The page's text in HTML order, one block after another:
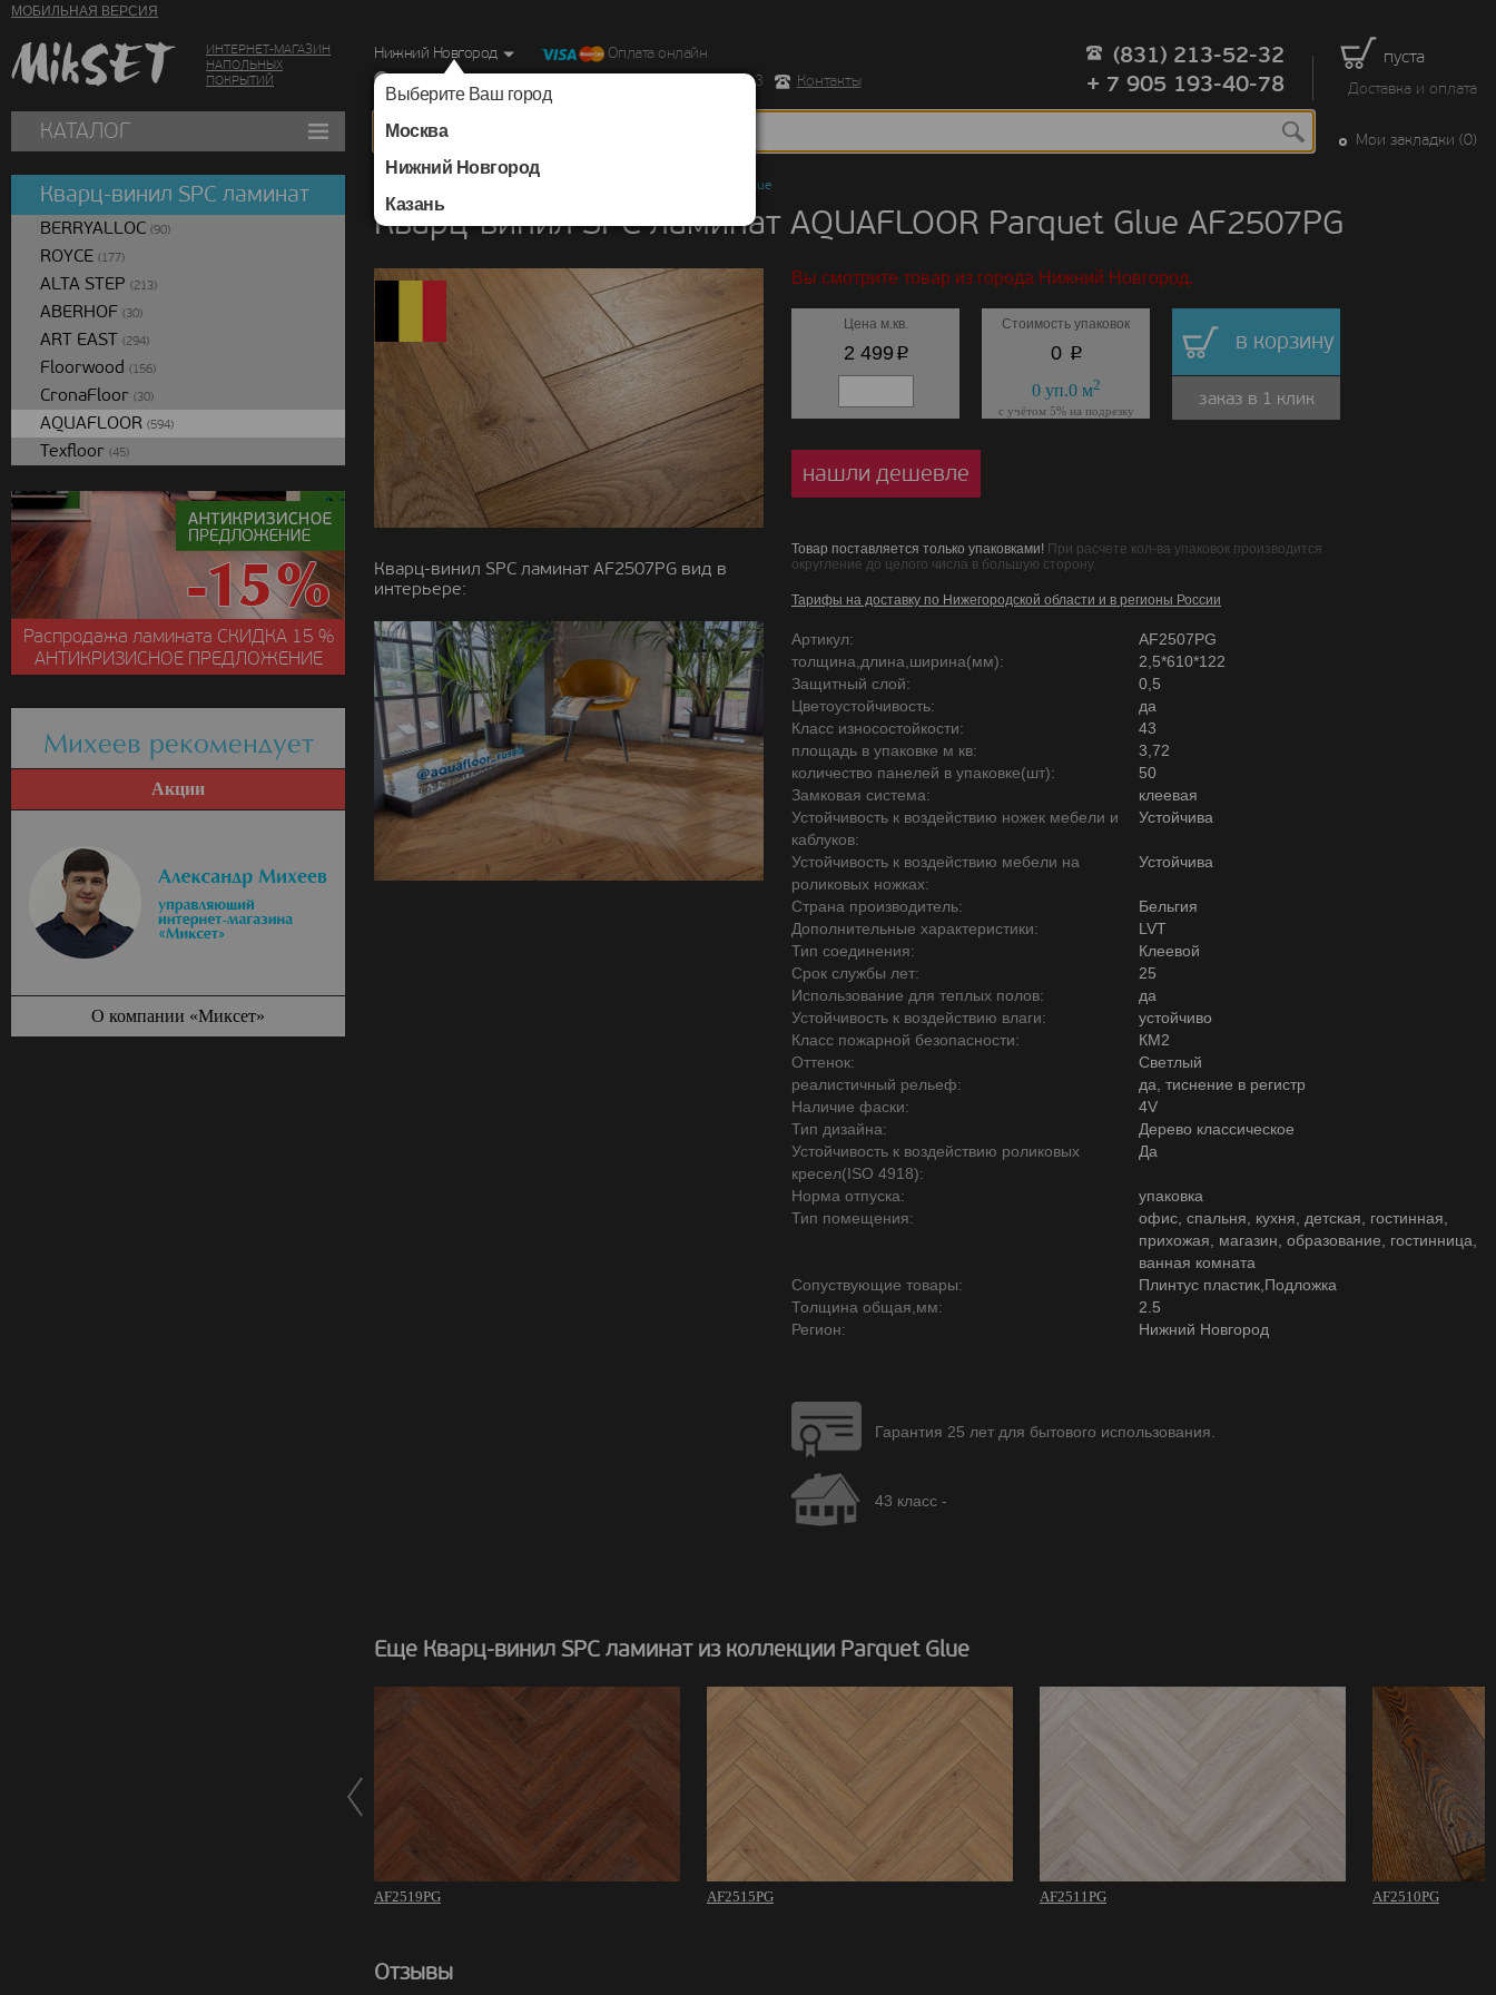
МОБИЛЬНАЯ ВЕРСИЯ
ИНТЕРНЕТ-МАГАЗИН
НАПОЛЬНЫХ
ПОКРЫТИЙ
пуста
Доставка и оплата
Нижний Новгород
Выберите Ваш город
Москва
Нижний Новгород
Казань
Оплата онлайн
г. Нижний Новгород, Ул. Республиканская д.43 корпус 3
Контакты
(831) 213-52-32
+ 7 905 193-40-78
КАТАЛОГ Мои закладки (0)
Parquet Glue
Кварц-винил SPC ламинат AQUAFLOOR Parquet Glue AF2507PG
Кварц-винил SPC ламинат AF2507PG вид в
интерьере:
Вы смотрите товар из города Нижний Новгород.
Цена м.кв.
2 499 p
Стоимость упаковок
0 p
0уп.0м2
с учётом 5% на подрезку
в корзину
заказ в 1 клик
нашли дешевле
Товар поставляется только упаковками! При расчете кол-ва упаковок производится
округление до целого числа в большую сторону.
Тарифы на доставку по Нижегородской области и в регионы России
Артикул:
AF2507PG
толщина,длина,ширина(мм):
2,5*610*122
Защитный слой:
0,5
Цветоустойчивость:
да
Класс износостойкости:
43
площадь в упаковке м кв:
3,72
количество панелей в упаковке(шт):
50
Замковая система:
клеевая
Устойчивость к воздействию ножек мебели и
каблуков:
Устойчива
Устойчивость к воздействию мебели на
роликовых ножках:
Устойчива
Страна производитель:
Бельгия
Дополнительные характеристики:
LVT
Тип соединения:
Клеевой
Срок службы лет:
25
Использование для теплых полов:
да
Устойчивость к воздействию влаги:
устойчиво
Класс пожарной безопасности:
КМ2
Оттенок:
Светлый
реалистичный рельеф:
да, тиснение в регистр
Наличие фаски:
4V
Тип дизайна:
Дерево классическое
Устойчивость к воздействию роликовых
кресел(ISO 4918):
Да
Норма отпуска:
упаковка
Тип помещения:
офис, спальня, кухня, детская, гостинная,
прихожая, магазин, образование, гостинница,
ванная комната
Сопуствующие товары:
Плинтус пластик,Подложка
Толщина общая,мм:
2.5
Регион:
Нижний Новгород
Гарантия 25 лет для бытового использования.
43 класс -
Еще Кварц-винил SPC ламинат из коллекции Parquet Glue
AF2519PG AF2515PG AF2511PG AF2510PG
Отзывы
Кварц-винил SPC ламинат
BERRYALLOC (90)
ROYCE (177)
ALTA STEP (213)
ABERHOF (30)
ART EAST (294)
Floorwood (156)
CronaFloor (30)
AQUAFLOOR (594)
Texfloor (45)
Распродажа ламината СКИДКА15 %
АНТИКРИЗИСНОЕ ПРЕДЛОЖЕНИЕ
Михеев рекомендует
Акции
О компании «Миксет»